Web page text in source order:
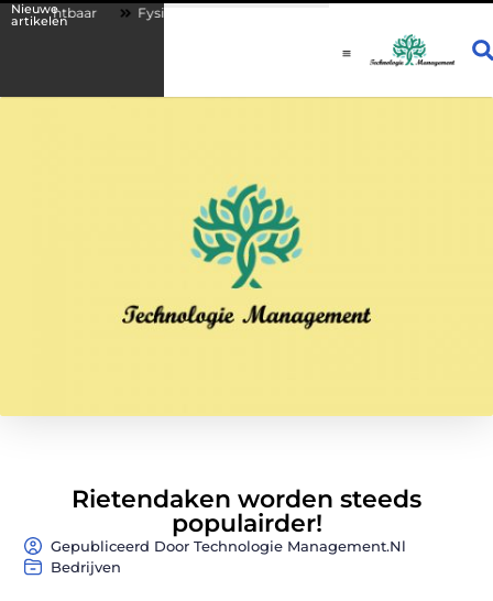
Nieuwe
artikelen Fysio Drachten: persoonlijke begeleiding bij lichamelijke
Rietendaken worden steeds
populairder!
Gepubliceerd Door Technologie Management.nl
Bedrijven